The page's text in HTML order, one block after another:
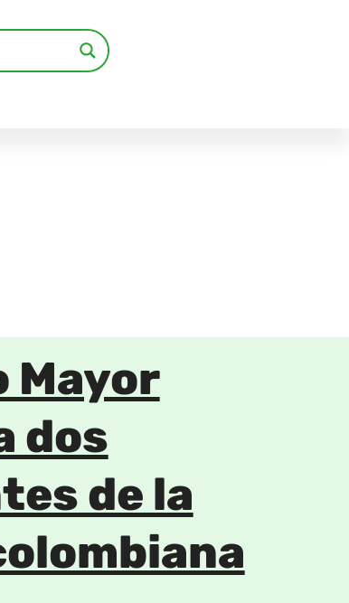
Mayor
dos
de la